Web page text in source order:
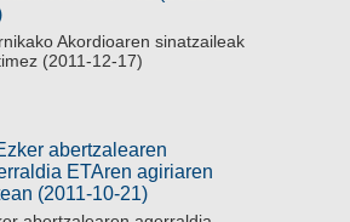
Akordioaren sinatzaileak
(2011-12-17)